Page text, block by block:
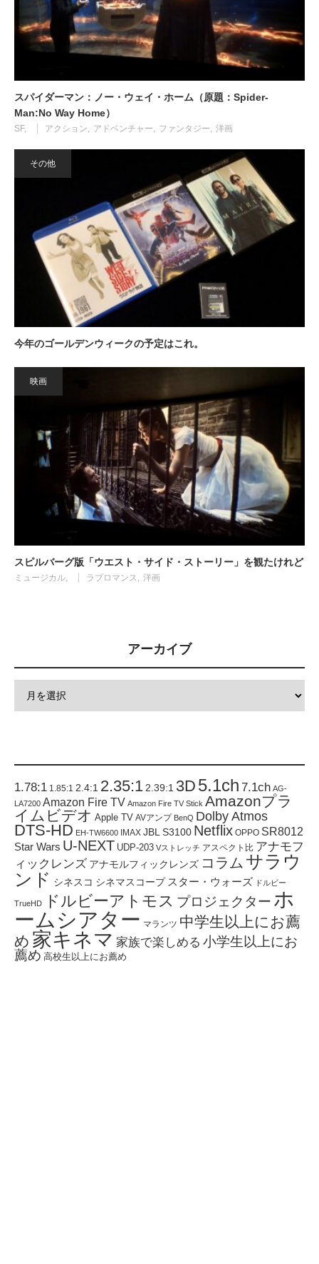
スパイダーマン：ノー・ウェイ・ホーム（原題：Spider-
Man:No Way Home）
SF アクション アドベンチャー ファンタジー 洋画
その他
今年のゴールデンウィークの予定はこれ。
映画
スピルバーグ版「ウエスト・サイド・ストーリー」を観たけれど
ミュージカル ラブロマンス 洋画
アーカイブ
1.78:1 1.85:1 2.4:1 2.35:1 2.39:1 3D 5.1ch 7.1ch AG-
LA7200 Amazon Fire TV Amazon Fire TV Stick Amazonプラ
イムビデオ Apple TV AVアンプ BenQ Dolby Atmos
DTS-HD EH-TW6600 IMAX JBL S3100 Netflix OPPO SR8012
Star Wars U-NEXT UDP-203 Vストレッチ アスペクト比 アナモフ
ィックレンズ アナモルフィックレンズ コラム サラウ
ンド シネスコ シネマスコープ スター・ウォーズ ドルビー
TrueHD ドルビーアトモス プロジェクター ホ
ームシアター マランツ 中学生以上にお薦
め 家キネマ 家族で楽しめる 小学生以上にお
薦め 高校生以上にお薦め